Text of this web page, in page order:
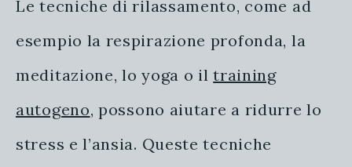
Le tecniche di rilassamento, come ad
esempio la respirazione profonda, la
meditazione, lo yoga o iltraining
autogeno, possono aiutare a ridurre lo
stress e l’ansia. Queste tecniche